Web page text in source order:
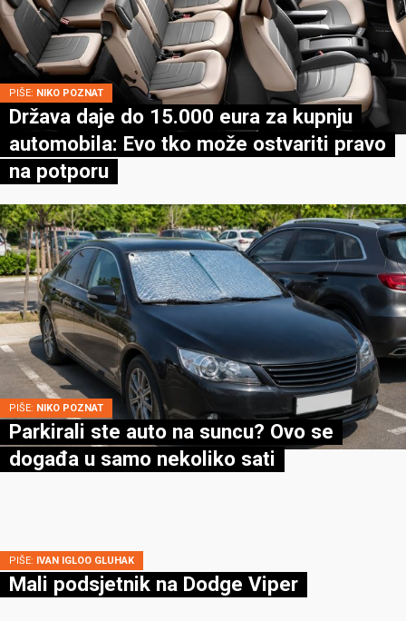
PIŠE: NIKO POZNAT
Država daje do 15.000 eura za kupnju
automobila: Evo tko može ostvariti pravo
na potporu
PIŠE: NIKO POZNAT
Parkirali ste auto na suncu? Ovo se
događa u samo nekoliko sati
PIŠE: IVAN IGLOO GLUHAK
Mali podsjetnik na Dodge Viper